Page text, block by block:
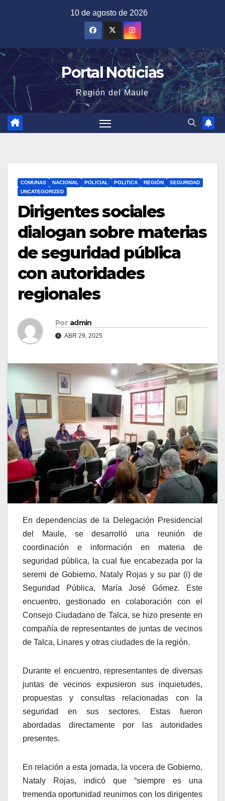
10 de agosto de 2026
Portal Noticias
Región del Maule
COMUNAS NACIONAL POLICIAL POLITICA REGIÓN
SEGURIDAD
UNCATEGORIZED
Dirigentes sociales
dialogan sobre materias
de seguridad pública
con autoridades
regionales
Por admin
ABR 29, 2025
En dependencias de la Delegación Presidencial
del Maule, se desarrolló una reunión de
coordinación e información en materia de
seguridad pública, la cual fue encabezada por la
seremi de Gobierno, Nataly Rojas y su par (i) de
Seguridad Pública, María José Gómez. Este
encuentro, gestionado en colaboración con el
Consejo Ciudadano de Talca, se hizo presente en
compañía de representantes de juntas de vecinos
de Talca, Linares y otras ciudades de la región.
Durante el encuentro, representantes de diversas
juntas de vecinos expusieron sus inquietudes,
propuestas y consultas relacionadas con la
seguridad en sus sectores. Estas fueron
abordadas directamente por las autoridades
presentes.
En relación a esta jornada, la vocera de Gobierno,
Nataly Rojas, indicó que “siempre es una
tremenda oportunidad reunirnos con los dirigentes